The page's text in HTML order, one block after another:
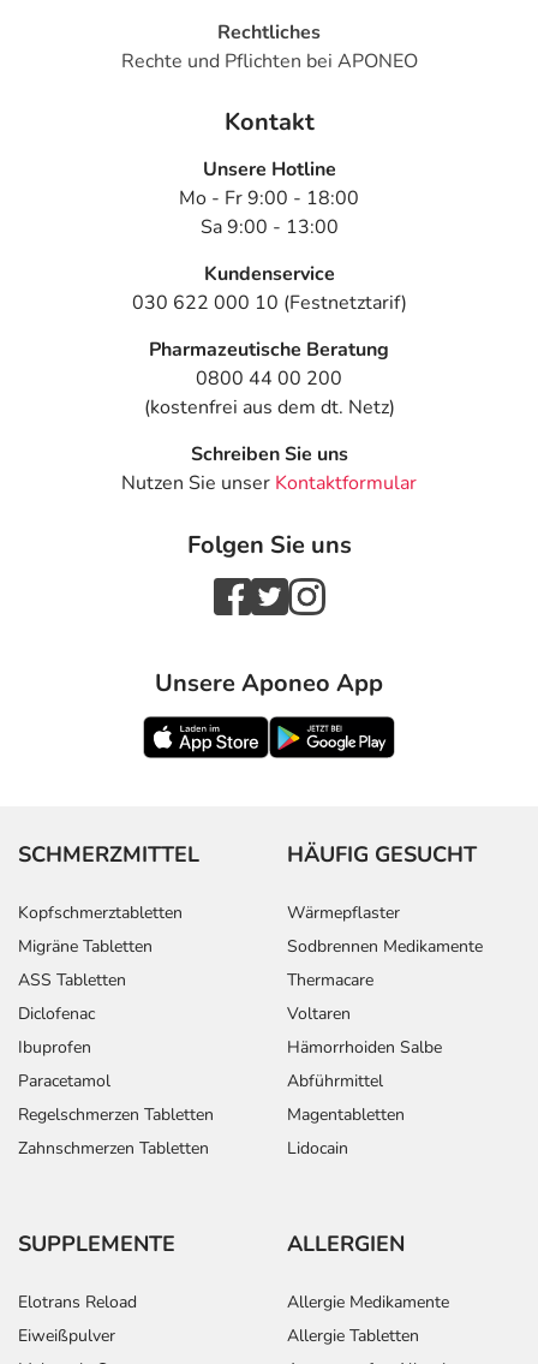
Rechtliches
Rechte und Pflichten bei APONEO
Kontakt
Unsere Hotline
Mo - Fr 9:00 - 18:00
Sa 9:00 - 13:00
Kundenservice
030 622 000 10 (Festnetztarif)
Pharmazeutische Beratung
0800 44 00 200
(kostenfrei aus dem dt. Netz)
Schreiben Sie uns
Nutzen Sie unser Kontaktformular
Folgen Sie uns
Unsere Aponeo App
SCHMERZMITTEL
Kopfschmerztabletten
Migräne Tabletten
ASS Tabletten
Diclofenac
Ibuprofen
Paracetamol
Regelschmerzen Tabletten
Zahnschmerzen Tabletten
HÄUFIG GESUCHT
Wärmepflaster
Sodbrennen Medikamente
Thermacare
Voltaren
Hämorrhoiden Salbe
Abführmittel
Magentabletten
Lidocain
SUPPLEMENTE
Elotrans Reload
Eiweißpulver
ALLERGIEN
Allergie Medikamente
Allergie Tabletten